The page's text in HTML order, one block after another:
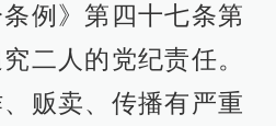
例》第四十七条第
二人的党纪责任。
贩卖、传播有严重